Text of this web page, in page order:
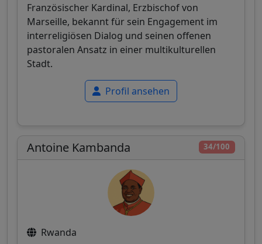
Französischer Kardinal, Erzbischof von
Marseille, bekannt für sein Engagement im
interreligiösen Dialog und seinen offenen
pastoralen Ansatz in einer multikulturellen
Stadt.
Profil ansehen
34/100
Antoine Kambanda
Rwanda